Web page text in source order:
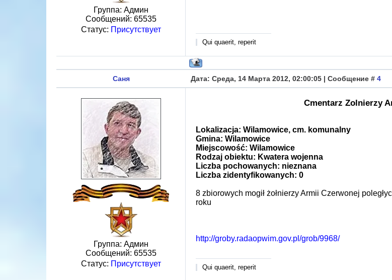
Группа: Админ
Сообщений: 65535
Статус: Присутствует
Qui quaerit, reperit
Саня Дата: Среда, 14 Марта 2012, 02:00:05 | Сообщение # 4
Группа: Админ
Сообщений: 65535
Статус: Присутствует
Cmentarz Zolnierzy
Lokalizacja: Wilamowice, cm. komunalny
Gmina: Wilamowice
Miejscowość: Wilamowice
Rodzaj obiektu: Kwatera wojenna
Liczba pochowanych: nieznana
Liczba zidentyfikowanych: 0
8 zbiorowych mogił żołnierzy Armii Czerwonej
roku
http://groby.radaopwim.gov.pl/grob/9968/
Qui quaerit, reperit